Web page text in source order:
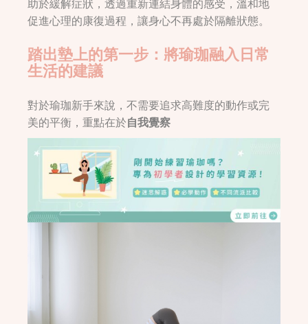
助於緩解症狀，透過重新連結身體的感受，溫和地
促進心理的康復過程，讓身心不再處於隔離狀態。
踏出墊上的第一步：將瑜珈融入日常
生活的建議
對於瑜珈新手來說，不需要追求高難度的動作或完
美的平衡，重點在於自我覺察